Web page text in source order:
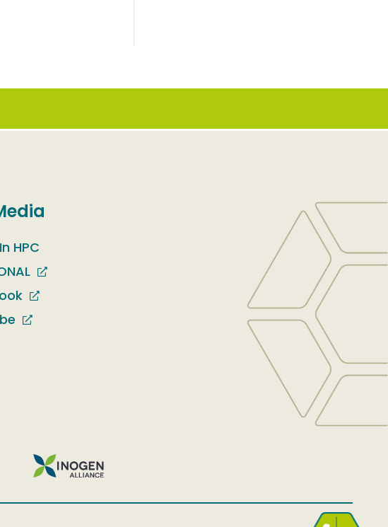
HPC